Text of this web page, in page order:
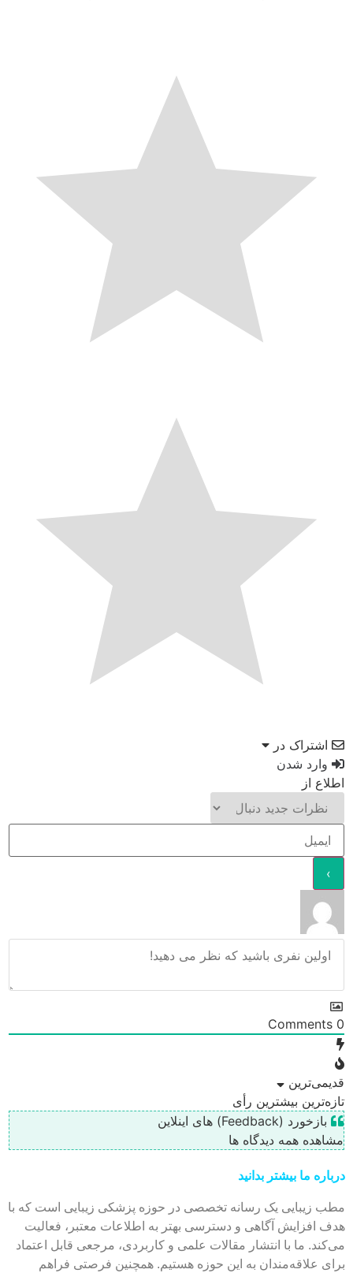
اشتراک در
وارد شدن
اطلاع از
0
قدیمی‌ترین
تازه‌ترین بیشترین رأی
بازخورد (Feedback) های اینلاین
مشاهده همه دیدگاه ها
درباره ما بیشتر بدانید
مطب زیبایی یک رسانه تخصصی در حوزه پزشکی زیبایی است که با
هدف افزایش آگاهی و دسترسی بهتر به اطلاعات معتبر، فعالیت
می‌کند. ما با انتشار مقالات علمی و کاربردی، مرجعی قابل اعتماد
برای علاقه‌مندان به این حوزه هستیم. همچنین فرصتی فراهم